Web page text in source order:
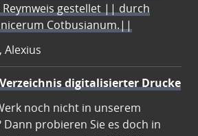
gestellet || durch
Cotbusianum.||
Alexius
digitalisierter Drucke
noch nicht in unserem
Dann probieren Sie es doch in